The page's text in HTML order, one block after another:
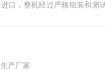
口，整机经过严格组装和测
它是一些老
产厂家